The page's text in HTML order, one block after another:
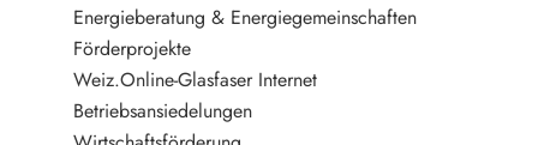
Energieberatung & Energiegemeinschaften
Förderprojekte
Weiz.Online-Glasfaser Internet
Betriebsansiedelungen